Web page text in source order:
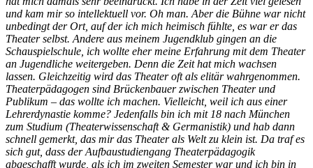
und kam mir so intellektuell vor. Oh man. Aber die Bühne war nicht
unbedingt der Ort, auf der ich mich heimisch fühlte, es war er das
Theater selbst. Andere aus meinem Jugendklub gingen an die
Schauspielschule, ich wollte eher meine Erfahrung mit dem Theater
an Jugendliche weitergeben. Denn die Zeit hat mich wachsen
lassen. Gleichzeitig wird das Theater oft als elitär wahrgenommen.
Theaterpädagogen sind Brückenbauer zwischen Theater und
Publikum – das wollte ich machen. Vielleicht, weil ich aus einer
Lehrerdynastie komme? Jedenfalls bin ich mit 18 nach München
zum Studium (Theaterwissenschaft & Germanistik) und hab dann
schnell gemerkt, das mir das Theater als Welt zu klein ist. Da traf es
sich gut, dass der Aufbaustudiengang Theaterpädagogik
abgeschafft wurde, als ich im zweiten Semester war und ich bin in